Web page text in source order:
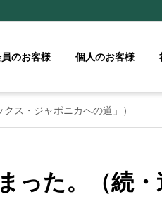
のお客様 個人のお客様
ス・ジャポニカへの道」）
った。（続